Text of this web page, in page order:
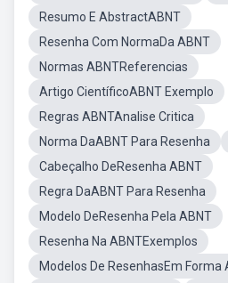
Resumo E AbstractABNT
Resenha Com NormaDa ABNT
Normas ABNTReferencias
Artigo CientíficoABNT Exemplo
Regras ABNTAnalise Critica
Norma DaABNT Para Resenha
Cabeçalho DeResenha ABNT
Regra DaABNT Para Resenha
Modelo DeResenha Pela ABNT
Resenha Na ABNTExemplos
Modelos De ResenhasEm Forma